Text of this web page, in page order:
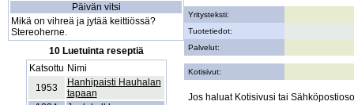
Päivän vitsi
Mikä on vihreä ja jytää keittiössä?
Stereoherne.
10 Luetuinta reseptiä
Katsottu Nimi
1953
Hanhipaisti Hauhalan
tapaan
Yritysteksti:
Tuotetiedot:
Palvelut:
Kotisivut:
Jos haluat Kotisivusi tai